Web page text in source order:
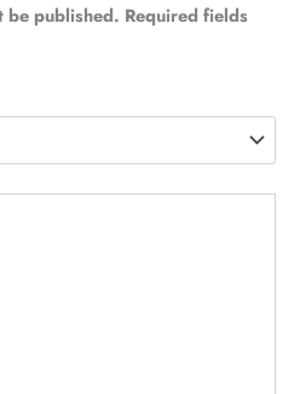
be published. Required fields